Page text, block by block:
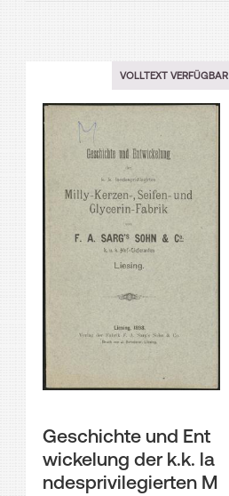
VOLLTEXT VERFÜGBAR
Geschichte und Ent
wickelung der k.k. la
ndesprivilegierten M